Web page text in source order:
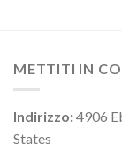
METTITI IN
Indirizzo:4906
States